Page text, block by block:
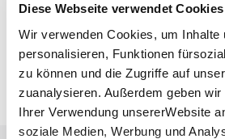
Diese Webseite verwendet Cookies
Wir verwenden Cookies, um Inhalte
personalisieren, Funktionen
zu können und die Zugriffe auf
zuanalysieren. Außerdem geben
Ihrer Verwendung unsererWebsite
soziale Medien, Werbung und
Deutsche Bahn AG
Fahrplanauskunft der DB
Google Maps
Google Maps Route